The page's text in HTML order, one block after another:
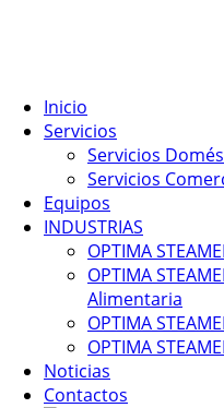
Inicio
Servicios
Servicios
Servicios
Equipos
INDUSTRIAS
OPTIMA
OPTIMA
Alimentaria
OPTIMA
OPTIMA
Noticias
Contactos